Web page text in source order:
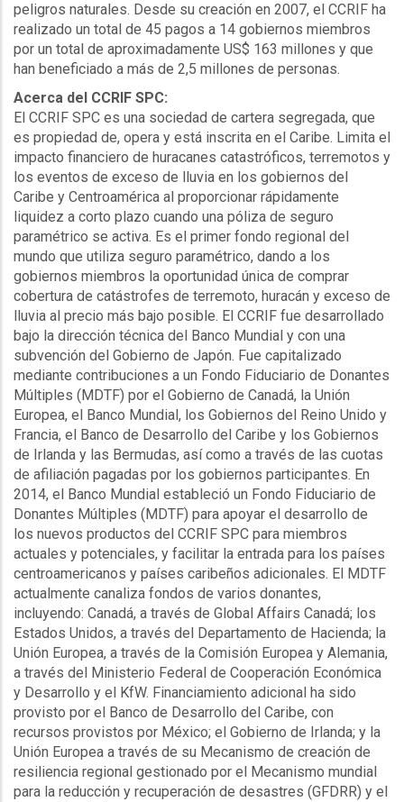
peligros naturales. Desde su creación en 2007, el CCRIF ha
realizado un total de 45 pagos a 14 gobiernos miembros
por un total de aproximadamente US$ 163 millones y que
han beneficiado a más de 2,5 millones de personas.
Acerca del CCRIF SPC:
El CCRIF SPC es una sociedad de cartera segregada, que
es propiedad de, opera y está inscrita en el Caribe. Limita el
impacto financiero de huracanes catastróficos, terremotos y
los eventos de exceso de lluvia en los gobiernos del
Caribe y Centroamérica al proporcionar rápidamente
liquidez a corto plazo cuando una póliza de seguro
paramétrico se activa. Es el primer fondo regional del
mundo que utiliza seguro paramétrico, dando a los
gobiernos miembros la oportunidad única de comprar
cobertura de catástrofes de terremoto, huracán y exceso de
lluvia al precio más bajo posible. El CCRIF fue desarrollado
bajo la dirección técnica del Banco Mundial y con una
subvención del Gobierno de Japón. Fue capitalizado
mediante contribuciones a un Fondo Fiduciario de Donantes
Múltiples (MDTF) por el Gobierno de Canadá, la Unión
Europea, el Banco Mundial, los Gobiernos del Reino Unido y
Francia, el Banco de Desarrollo del Caribe y los Gobiernos
de Irlanda y las Bermudas, así como a través de las cuotas
de afiliación pagadas por los gobiernos participantes. En
2014, el Banco Mundial estableció un Fondo Fiduciario de
Donantes Múltiples (MDTF) para apoyar el desarrollo de
los nuevos productos del CCRIF SPC para miembros
actuales y potenciales, y facilitar la entrada para los países
centroamericanos y países caribeños adicionales. El MDTF
actualmente canaliza fondos de varios donantes,
incluyendo: Canadá, a través de Global Affairs Canadá; los
Estados Unidos, a través del Departamento de Hacienda; la
Unión Europea, a través de la Comisión Europea y Alemania,
a través del Ministerio Federal de Cooperación Económica
y Desarrollo y el KfW. Financiamiento adicional ha sido
provisto por el Banco de Desarrollo del Caribe, con
recursos provistos por México; el Gobierno de Irlanda; y la
Unión Europea a través de su Mecanismo de creación de
resiliencia regional gestionado por el Mecanismo mundial
para la reducción y recuperación de desastres (GFDRR) y el